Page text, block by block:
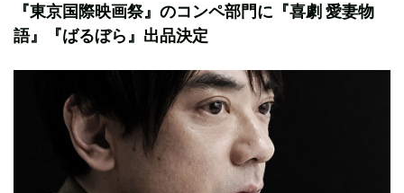
『東京国際映画祭』のコンペ部門に『喜劇 愛妻物
語』『ばるぼら』出品決定